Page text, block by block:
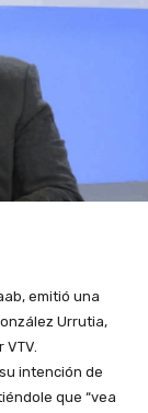
emitió una
Urrutia,
intención de
que “vea